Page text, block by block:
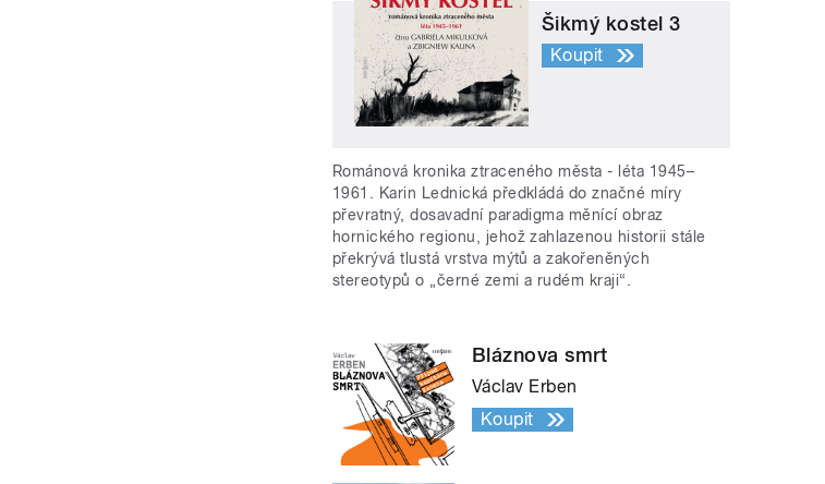
Šikmý kostel 3
Koupit
Románová kronika ztraceného města - léta 1945–
1961. Karin Lednická předkládá do značné míry
převratný, dosavadní paradigma měnící obraz
hornického regionu, jehož zahlazenou historii stále
překrývá tlustá vrstva mýtů a zakořeněných
stereotypů o „černé zemi a rudém kraji“.
Bláznova smrt
Václav Erben
Koupit